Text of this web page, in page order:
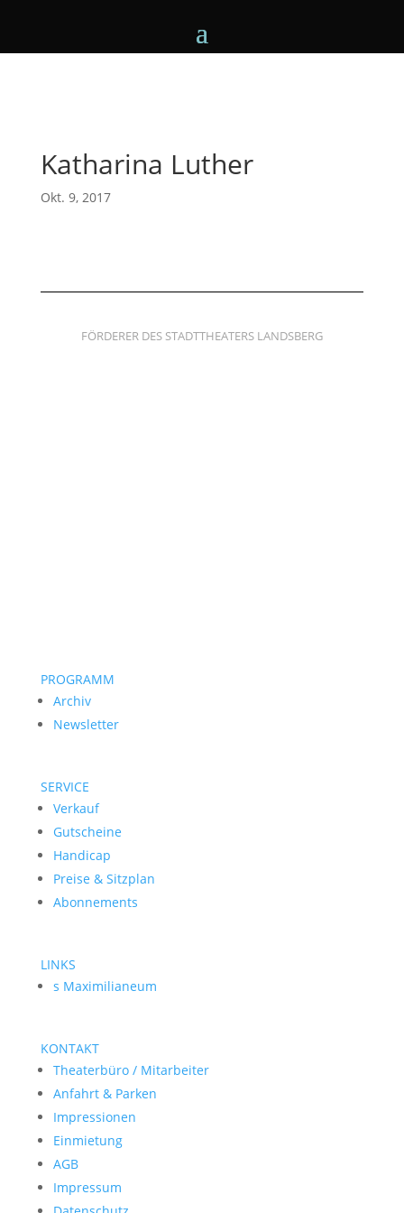
Katharina Luther
Okt. 9, 2017
FÖRDERER DES STADTTHEATERS LANDSBERG
PROGRAMM
Archiv
Newsletter
SERVICE
Verkauf
Gutscheine
Handicap
Preise & Sitzplan
Abonnements
LINKS
s Maximilianeum
KONTAKT
Theaterbüro / Mitarbeiter
Anfahrt & Parken
Impressionen
Einmietung
AGB
Impressum